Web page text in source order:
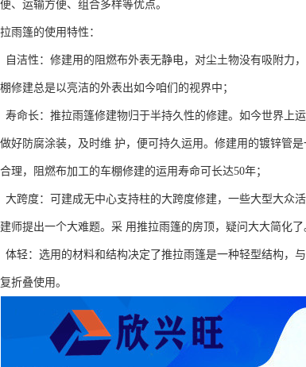
、运输方便、组合多样等优点。
雨篷的使用特性：
自洁性：修建用的阻燃布外表无静电，对尘土物没有吸附力
修建总是以亮洁的外表出如今咱们的视界中；
寿命长：推拉雨篷修建物归于半持久性的修建。如今世界上
好防腐涂装，及时维 护，便可持久运用。修建用的镀锌管
理，阻燃布加工的车棚修建的运用寿命可长达50年；
大跨度：可建成无中心支持柱的大跨度修建，一些大型大众
师提出一个大难题。采 用推拉雨篷的房顶，疑问大大简化
体轻：选用的材料和结构决定了推拉雨篷是一种轻型结构，
折叠使用。